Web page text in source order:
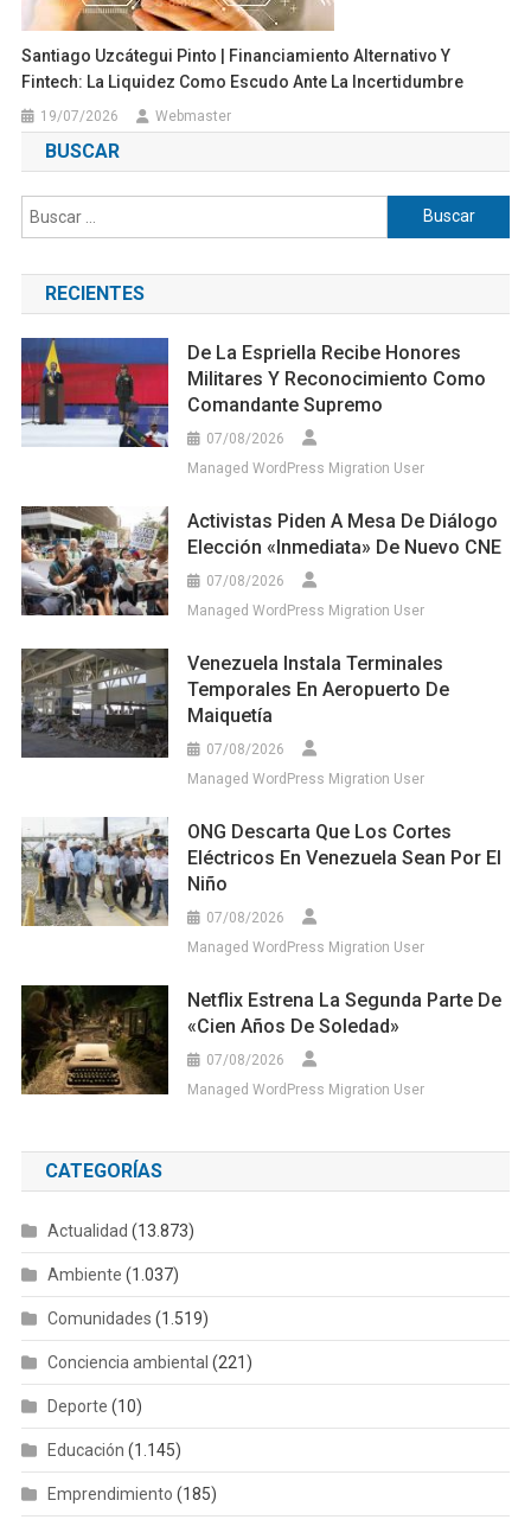
Santiago Uzcátegui Pinto | Financiamiento Alternativo Y
Fintech: La Liquidez Como Escudo Ante La Incertidumbre
19/07/2026 Webmaster
BUSCAR
Buscar:
RECIENTES
De La Espriella Recibe Honores
Militares Y Reconocimiento Como
Comandante Supremo
07/08/2026
Managed WordPress Migration User
Activistas Piden A Mesa De Diálogo
Elección «inmediata» De Nuevo CNE
07/08/2026
Managed WordPress Migration User
Venezuela Instala Terminales
Temporales En Aeropuerto De
Maiquetía
07/08/2026
Managed WordPress Migration User
ONG Descarta Que Los Cortes
Eléctricos En Venezuela Sean Por El
Niño
07/08/2026
Managed WordPress Migration User
Netflix Estrena La Segunda Parte De
«Cien Años De Soledad»
07/08/2026
Managed WordPress Migration User
CATEGORÍAS
Actualidad (13.873)
Ambiente (1.037)
Comunidades (1.519)
Conciencia ambiental (221)
Deporte (10)
Educación (1.145)
Emprendimiento (185)